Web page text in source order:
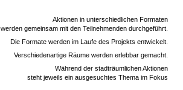
Aktionen in unterschiedlichen Formaten
werden gemeinsam mit den Teilnehmenden durchgeführt.
Die Formate werden im Laufe des Projekts entwickelt.
Verschiedenartige Räume werden erlebbar gemacht.
Während der stadträumlichen Aktionen
steht jeweils ein ausgesuchtes Thema im Fokus